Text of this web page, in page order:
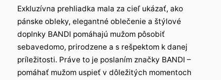
Exkluzívna prehliadka mala za cieľ ukázať, ako
pánske obleky, elegantné oblečenie a štýlové
doplnky BANDI pomáhajú mužom pôsobiť
sebavedomo, prirodzene a s rešpektom k danej
príležitosti. Práve to je poslaním značky BANDI –
pomáhať mužom uspieť v dôležitých momentoch